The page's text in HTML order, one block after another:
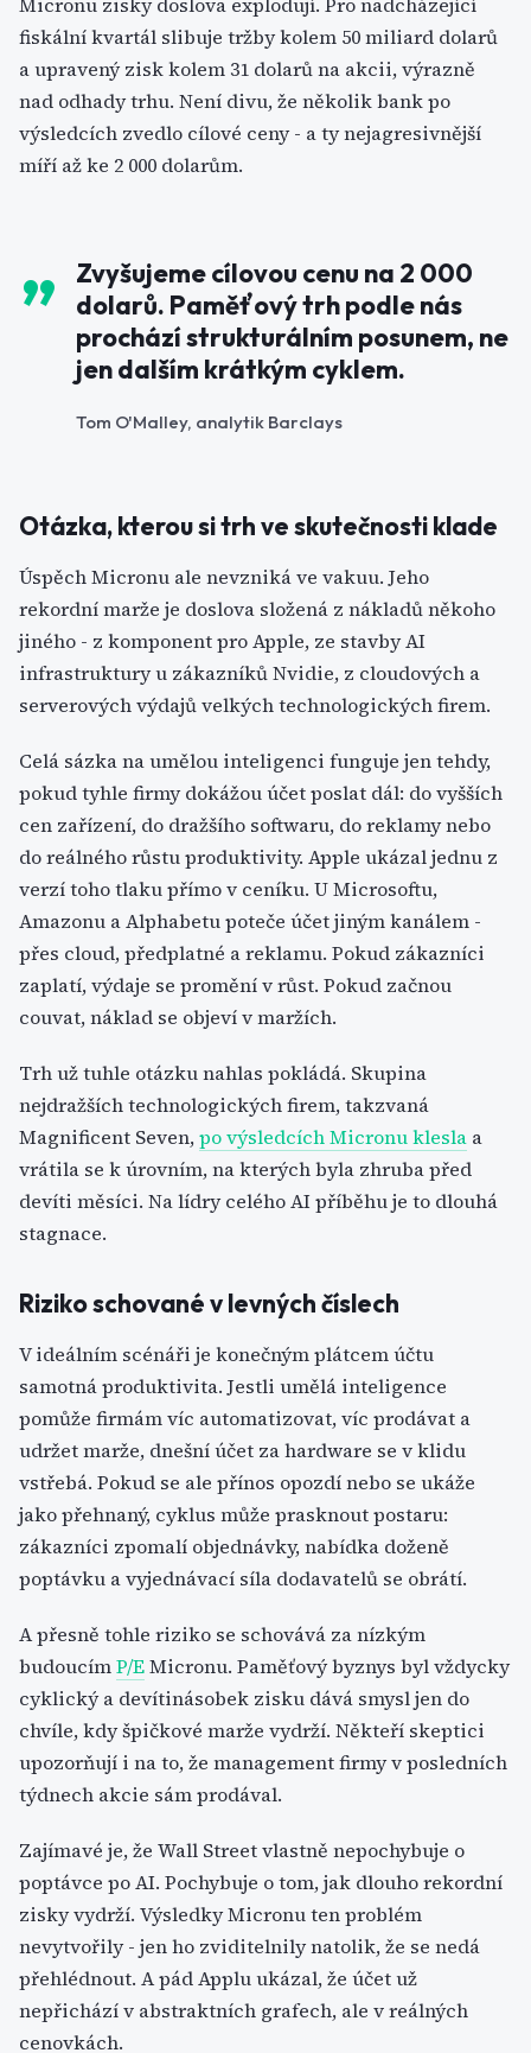
fiskální kvartál slibuje tržby kolem 50 miliard dolarů
a upravený zisk kolem 31 dolarů na akcii, výrazně
nad odhady trhu. Není divu, že několik bank po
výsledcích zvedlo cílové ceny - a ty nejagresivnější
míří až ke 2 000 dolarům.
Zvyšujeme cílovou cenu na 2 000
dolarů. Paměťový trh podle nás
prochází strukturálním posunem, ne
jen dalším krátkým cyklem.
Tom O'Malley, analytik Barclays
Otázka, kterou si trh ve skutečnosti klade
Úspěch Micronu ale nevzniká ve vakuu. Jeho
rekordní marže je doslova složená z nákladů někoho
jiného - z komponent pro Apple, ze stavby AI
infrastruktury u zákazníků Nvidie, z cloudových a
serverových výdajů velkých technologických firem.
Celá sázka na umělou inteligenci funguje jen tehdy,
pokud tyhle firmy dokážou účet poslat dál: do vyšších
cen zařízení, do dražšího softwaru, do reklamy nebo
do reálného růstu produktivity. Apple ukázal jednu z
verzí toho tlaku přímo v ceníku. U Microsoftu,
Amazonu a Alphabetu poteče účet jiným kanálem -
přes cloud, předplatné a reklamu. Pokud zákazníci
zaplatí, výdaje se promění v růst. Pokud začnou
couvat, náklad se objeví v maržích.
Trh už tuhle otázku nahlas pokládá. Skupina
nejdražších technologických firem, takzvaná
Magnificent Seven,po výsledcích Micronu klesla a
vrátila se k úrovním, na kterých byla zhruba před
devíti měsíci. Na lídry celého AI příběhu je to dlouhá
stagnace.
Riziko schované v levných číslech
V ideálním scénáři je konečným plátcem účtu
samotná produktivita. Jestli umělá inteligence
pomůže firmám víc automatizovat, víc prodávat a
udržet marže, dnešní účet za hardware se v klidu
vstřebá. Pokud se ale přínos opozdí nebo se ukáže
jako přehnaný, cyklus může prasknout postaru:
zákazníci zpomalí objednávky, nabídka doženě
poptávku a vyjednávací síla dodavatelů se obrátí.
A přesně tohle riziko se schovává za nízkým
budoucímP/EMicronu. Paměťový byznys byl vždycky
cyklický a devítinásobek zisku dává smysl jen do
chvíle, kdy špičkové marže vydrží. Někteří skeptici
upozorňují i na to, že management firmy v posledních
týdnech akcie sám prodával.
Zajímavé je, že Wall Street vlastně nepochybuje o
poptávce po AI. Pochybuje o tom, jak dlouho rekordní
zisky vydrží. Výsledky Micronu ten problém
nevytvořily - jen ho zviditelnily natolik, že se nedá
přehlédnout. A pád Applu ukázal, že účet už
nepřichází v abstraktních grafech, ale v reálných
cenovkách.